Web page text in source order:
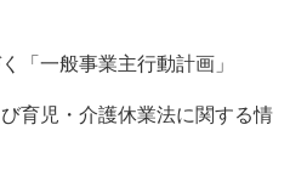
「一般事業主行動計画」
児・介護休業法に関する情